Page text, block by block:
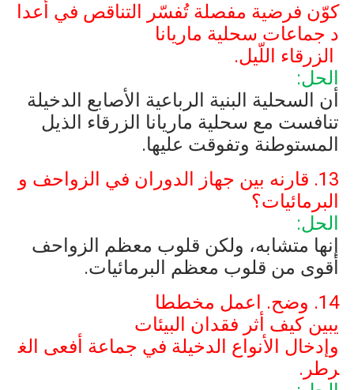
كوّن فرضية مفصلة تُفسّر التناقص في أعدا
د جماعات سحلية ماريانا
الزرقاء اللّيل.
الحل:
أن السحلية البنية الرباعية الأصابع الدخيلة
تنافست مع سحلية ماريانا الزرقاء الذيل
المستوطنة وتفوقت عليها.
13. قارنه بين جهاز الدوران في الزواحف و
البرمائيات؟
الحل:
إنها متشابه، ولكن قلوب معظم الزواحف
أقوى من قلوب معظم البرمائيات.
14. وضح. اعمل مخططا
يبين كيف أثر فقدان البيئات
وإدخال الأنواع الدخيلة في جماعة أفعى الغ
رطر.